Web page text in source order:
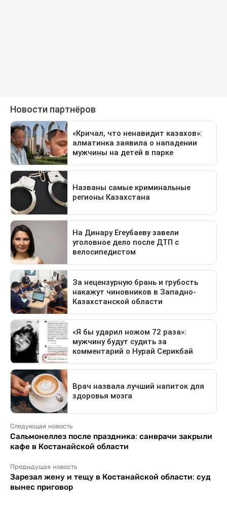
Следующая новость
Сальмонеллез после праздника: санврачи закрыли
кафе в Костанайской области
Предыдущая новость
Зарезал жену и тещу в Костанайской области: суд
вынес приговор